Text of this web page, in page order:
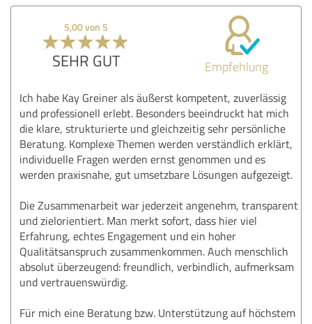
5,00 von 5
SEHR GUT Empfehlung
Ich habe Kay Greiner als äußerst kompetent, zuverlässig
und professionell erlebt. Besonders beeindruckt hat mich
die klare, strukturierte und gleichzeitig sehr persönliche
Beratung. Komplexe Themen werden verständlich erklärt,
individuelle Fragen werden ernst genommen und es
werden praxisnahe, gut umsetzbare Lösungen aufgezeigt.
Die Zusammenarbeit war jederzeit angenehm, transparent
und zielorientiert. Man merkt sofort, dass hier viel
Erfahrung, echtes Engagement und ein hoher
Qualitätsanspruch zusammenkommen. Auch menschlich
absolut überzeugend: freundlich, verbindlich, aufmerksam
und vertrauenswürdig.
Für mich eine Beratung bzw. Unterstützung auf höchstem